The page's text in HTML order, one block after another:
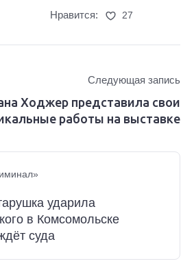
Нравится: 27
Следующая запись
Ходжер представила свои
работы на выставке
ударила
в Комсомольске
суда